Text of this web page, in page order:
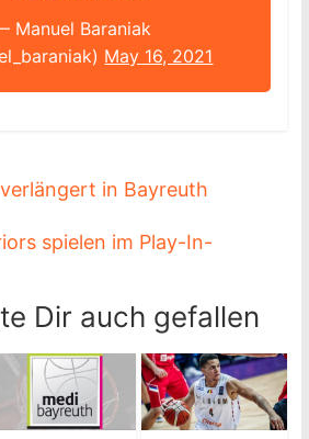
Manuel Baraniak
May 16, 2021
in Bayreuth
spielen im Play-In-
Dir auch gefallen